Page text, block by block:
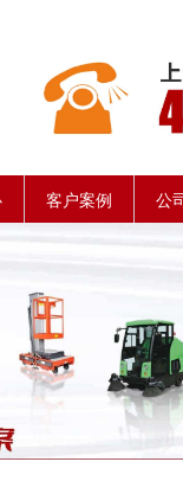
客户案例 公